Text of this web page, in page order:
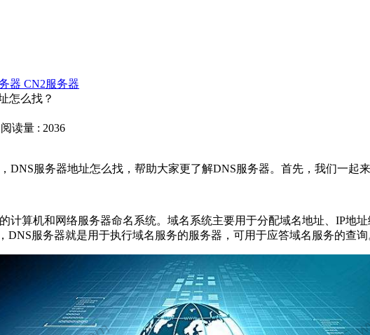
器 CN2服务器
怎么找？
阅读量 : 2036
DNS服务器地址怎么找，帮助大家更了解DNS服务器。首先，我们一起
计算机和网络服务器命名系统。域名系统主要用于分配域名地址、IP地
服务器就是用于执行域名服务的服务器，可用于应答域名服务的查询